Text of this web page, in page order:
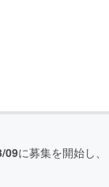
09に募集を開始し、